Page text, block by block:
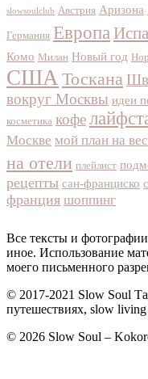
slowsoulclub Австрия Аризона
Германия Европа
Комо Милан Новый год
США Тоскана
вокруг Москвы идеи
косметика кофе
Москве мой план на
на отели плейлист
рецепты сан-франциско
франция шоппинг
Все тексты и
иное. Использование
моего письменного
© 2017-2021 Slow Soul
путешествиях, slow
© 2026 Slow Soul –